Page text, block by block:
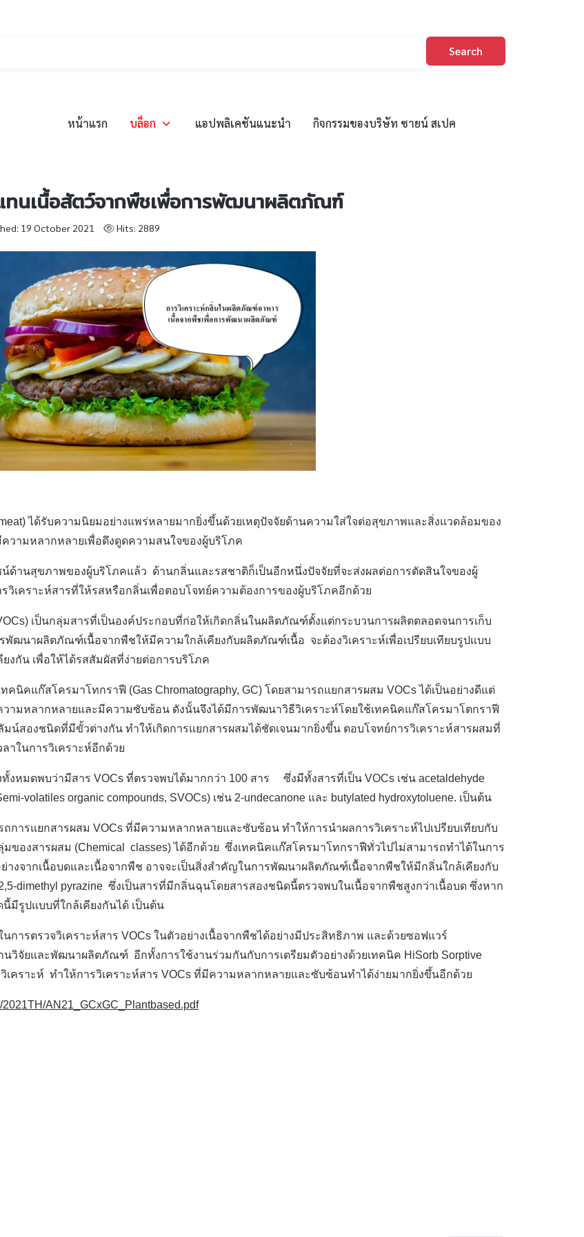
Search
หน้าแรก บล็อก แอปพลิเคชันแนะนำ กิจกรรมของบริษัท ซายน์ สเปค
นเนื้อสัตว์จากพืชเพื่อการพัฒนาผลิตภัณฑ์
19 October 2021 Hits: 2889
ได้รับความนิยมอย่างแพร่หลายมากยิ่งขึ้นด้วยเหตุปัจจัยด้านความใส่ใจต่อสุขภาพและสิ่งแวดล้อมของ
ามหลากหลายเพื่อดึงดูดความสนใจของผู้บริโภค
สุขภาพของผู้บริโภคแล้ว ด้านกลิ่นและรสชาติก็เป็นอีกหนึ่งปัจจัยที่จะส่งผลต่อการตัดสินใจของผู้
คราะห์สารที่ให้รสหรือกลิ่นเพื่อตอบโจทย์ความต้องการของผู้บริโภคอีกด้วย
เป็นกลุ่มสารที่เป็นองค์ประกอบที่ก่อให้เกิดกลิ่นในผลิตภัณฑ์ตั้งแต่กระบวนการผลิตตลอดจนการเก็บ
ฒนาผลิตภัณฑ์เนื้อจากพืชให้มีความใกล้เคียงกับผลิตภัณฑ์เนื้อ จะต้องวิเคราะห์เพื่อเปรียบเทียบรูปแบบ
งกัน เพื่อให้ได้รสสัมผัสที่ง่ายต่อการบริโภค
นิคแก๊สโครมาโทกราฟี (Gas Chromatography, GC) โดยสามารถแยกสารผสม VOCs ได้เป็นอย่างดีแต่
วามหลากหลายและมีความซับซ้อน ดังนั้นจึงได้มีการพัฒนาวิธีวิเคราะห์โดยใช้เทคนิคแก๊สโครมาโตกราฟี
มน์สองชนิดที่มีขั้วต่างกัน ทำให้เกิดการแยกสารผสมได้ชัดเจนมากยิ่งขึ้น ตอบโจทย์การวิเคราะห์สารผสมที่
าในการวิเคราะห์อีกด้วย
ทั้งหมดพบว่ามีสาร VOCs ที่ตรวจพบได้มากกว่า 100 สาร ซึ่งมีทั้งสารที่เป็น VOCs เช่น acetaldehyde
volatiles organic compounds, SVOCs) เช่น 2-undecanone และ butylated hydroxytoluene. เป็นต้น
รแยกสารผสม VOCs ที่มีความหลากหลายและซับซ้อน ทำให้การนำผลการวิเคราะห์ไปเปรียบเทียบกับ
ของสารผสม (Chemical classes) ได้อีกด้วย ซึ่งเทคนิคแก๊สโครมาโทกราฟีทั่วไปไม่สามารถทำได้ในการ
างจากเนื้อบดและเนื้อจากพืช อาจจะเป็นสิ่งสำคัญในการพัฒนาผลิตภัณฑ์เนื้อจากพืชให้มีกลิ่นใกล้เคียงกับ
dimethyl pyrazine ซึ่งเป็นสารที่มีกลิ่นฉุนโดยสารสองชนิดนี้ตรวจพบในเนื้อจากพืชสูงกว่าเนื้อบด ซึ่งหาก
รูปแบบที่ใกล้เคียงกันได้ เป็นต้น
รตรวจวิเคราะห์สาร VOCs ในตัวอย่างเนื้อจากพืชได้อย่างมีประสิทธิภาพ และด้วยซอฟแวร์
นวิจัยและพัฒนาผลิตภัณฑ์ อีกทั้งการใช้งานร่วมกันกับการเตรียมตัวอย่างด้วยเทคนิค HiSorb Sorptive
เคราะห์ ทำให้การวิเคราะห์สาร VOCs ที่มีความหลากหลายและซับซ้อนทำได้ง่ายมากยิ่งขึ้นอีกด้วย
2021TH/AN21_GCxGC_Plantbased.pdf